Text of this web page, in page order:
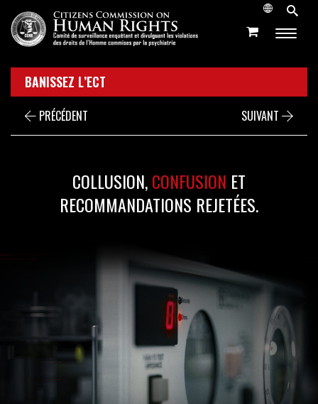
BANISSEZ L’ECT
PRÉCÉDENT SUIVANT
COLLUSION,CONFUSION ET
RECOMMANDATIONS REJETÉES.